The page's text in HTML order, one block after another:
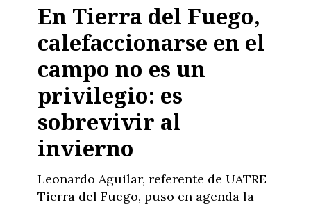
En Tierra del Fuego,
calefaccionarse en el
campo no es un
privilegio: es
sobrevivir al
invierno
Leonardo Aguilar, referente de UATRE
Tierra del Fuego, puso en agenda la